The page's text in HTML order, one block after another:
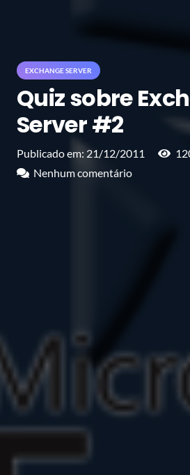
EXCHANGE SERVER
Quiz sobre
Server #2
Publicado em: 21/12/2011
Nenhum comentário